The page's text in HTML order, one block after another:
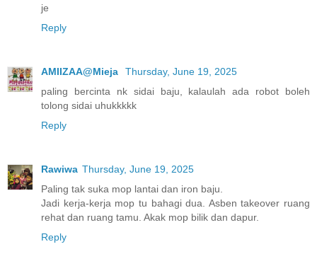
je
Reply
AMIIZAA@Mieja
Thursday, June 19, 2025
paling bercinta nk sidai baju, kalaulah ada robot boleh
tolong sidai uhukkkkk
Reply
Rawiwa Thursday, June 19, 2025
Paling tak suka mop lantai dan iron baju.
Jadi kerja-kerja mop tu bahagi dua. Asben takeover ruang
rehat dan ruang tamu. Akak mop bilik dan dapur.
Reply